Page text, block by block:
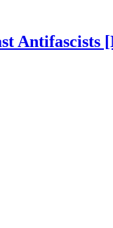
Antifascists